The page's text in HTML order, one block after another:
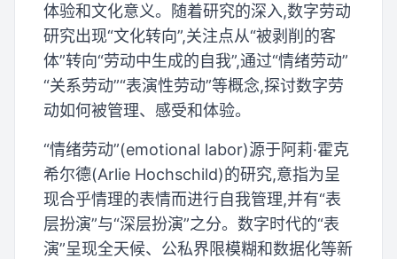
体验和文化意义。随着研究的深入,数字劳动
研究出现“文化转向”,关注点从“被剥削的客
体”转向“劳动中生成的自我”,通过“情绪劳动”
“关系劳动”“表演性劳动”等概念,探讨数字劳
动如何被管理、感受和体验。
“情绪劳动”(emotional labor)源于阿莉·霍克
希尔德(Arlie Hochschild)的研究,意指为呈
现合乎情理的表情而进行自我管理,并有“表
层扮演”与“深层扮演”之分。数字时代的“表
演”呈现全天候、公私界限模糊和数据化等新